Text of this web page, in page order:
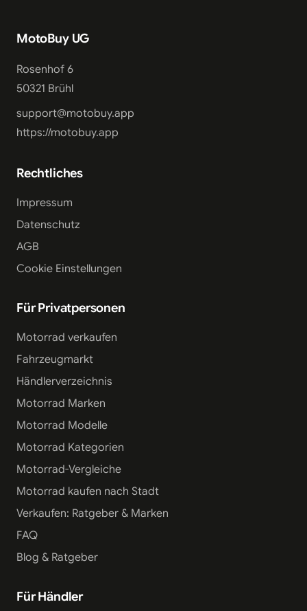
MotoBuy UG
Rosenhof 6
50321 Brühl
support@motobuy.app
https://motobuy.app
Rechtliches
Impressum
Datenschutz
AGB
Cookie Einstellungen
Für Privatpersonen
Motorrad verkaufen
Fahrzeugmarkt
Händlerverzeichnis
Motorrad Marken
Motorrad Modelle
Motorrad Kategorien
Motorrad-Vergleiche
Motorrad kaufen nach Stadt
Verkaufen: Ratgeber & Marken
FAQ
Blog & Ratgeber
Für Händler